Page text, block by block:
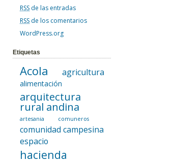
RSS de las entradas
RSS de los comentarios
WordPress.org
Etiquetas
Acola agricultura
alimentación
arquitectura
rural andina
artesania comuneros
comunidad campesina
espacio
hacienda